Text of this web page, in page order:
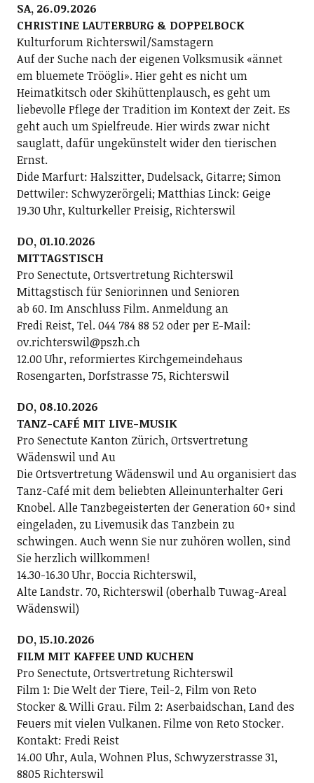
SA, 26.09.2026
CHRISTINE LAUTERBURG & DOPPELBOCK
Kulturforum Richterswil/Samstagern
Auf der Suche nach der eigenen Volksmusik «ännet
em bluemete Tröögli». Hier geht es nicht um
Heimatkitsch oder Skihüttenplausch, es geht um
liebevolle Pflege der Tradition im Kontext der Zeit. Es
geht auch um Spielfreude. Hier wirds zwar nicht
sauglatt, dafür ungekünstelt wider den tierischen
Ernst.
Dide Marfurt: Halszitter, Dudelsack, Gitarre; ­Simon
Dettwiler: Schwyzerörgeli; Matthias Linck: Geige
19.30 Uhr, Kulturkeller Preisig, Richterswil
DO, 01.10.2026
MITTAGSTISCH
Pro Senectute, Ortsvertretung Richterswil
Mittagstisch für Seniorinnen und Senioren
ab 60. Im Anschluss Film. Anmeldung an
Fredi Reist, Tel. 044 784 88 52 oder per E-Mail:
ov.richterswil@pszh.ch
12.00 Uhr, reformiertes Kirchgemeindehaus
Rosengarten, Dorfstrasse 75, Richterswil
DO, 08.10.2026
TANZ-CAFÉ MIT LIVE-MUSIK
Pro Senectute Kanton Zürich, Ortsvertretung
Wädenswil und Au
Die Ortsvertretung Wädenswil und Au organisiert das
Tanz-Café mit dem beliebten Alleinunterhalter Geri
Knobel. Alle Tanzbegeisterten der Generation 60+ sind
eingeladen, zu Livemusik das Tanzbein zu
schwingen. Auch wenn Sie nur zuhören wollen, sind
Sie herzlich willkommen!
14.30-16.30 Uhr, Boccia Richterswil,
Alte Landstr. 70, Richterswil (oberhalb Tuwag-Areal
Wädenswil)
DO, 15.10.2026
FILM MIT KAFFEE UND KUCHEN
Pro Senectute, Ortsvertretung Richterswil
Film 1: Die Welt der Tiere, Teil-2, Film von Reto
Stocker & Willi Grau. Film 2: Aserbaidschan, Land des
Feuers mit vielen Vulkanen. Filme von Reto Stocker.
Kontakt: Fredi Reist
14.00 Uhr, Aula, Wohnen Plus, Schwyzerstrasse 31,
8805 Richterswil